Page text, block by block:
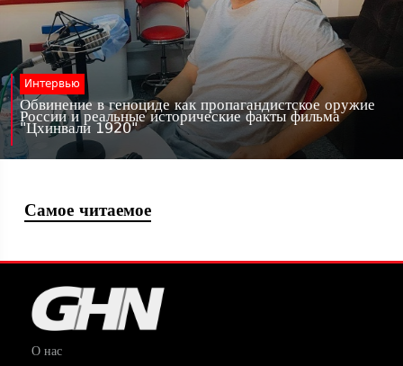
Интервью
Обвинение в геноциде как пропагандистское оружие
России и реальные исторические факты фильма
"Цхинвали 1920"
Самое читаемое
О нас